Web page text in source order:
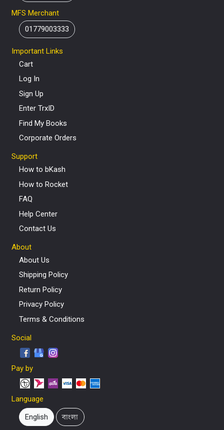
MFS Merchant
01779003333
Important Links
Cart
Log In
Sign Up
Enter TrxID
Find My Books
Corporate Orders
Support
How to bKash
How to Rocket
FAQ
Help Center
Contact Us
About
About Us
Shipping Policy
Return Policy
Privacy Policy
Terms & Conditions
Social
Pay by
Language
English বাংলা